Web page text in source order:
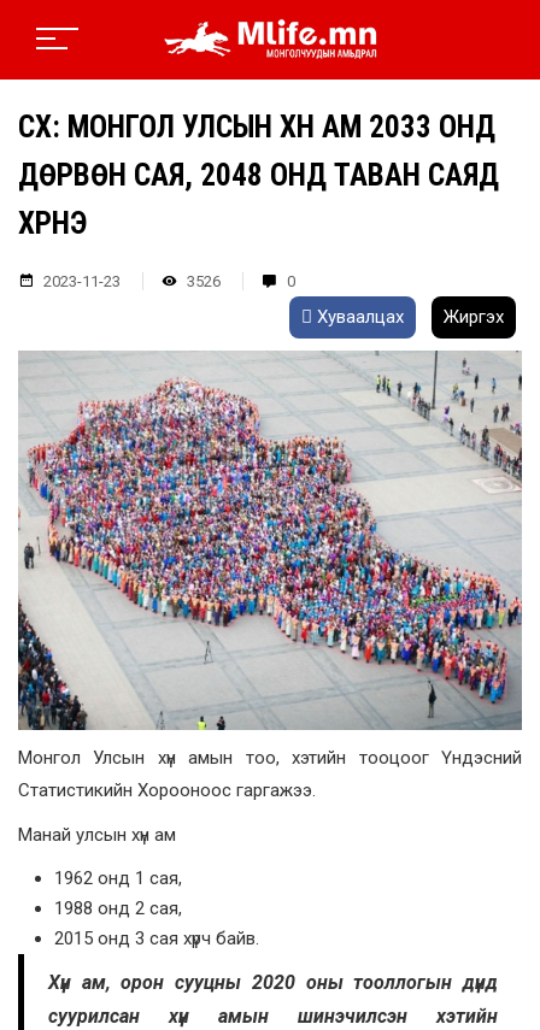
ҮСХ: МОНГОЛ УЛСЫН ХҮН АМ 2033 ОНД
ДӨРВӨН САЯ, 2048 ОНД ТАВАН САЯД
ХҮРНЭ
2023-11-23 3526 0
Хуваалцах Жиргэх
Монгол Улсын хүн амын тоо, хэтийн тооцоог Үндэсний
Статистикийн Хорооноос гаргажээ.
Манай улсын хүн ам
1962 онд 1 сая,
1988 онд 2 сая,
2015 онд 3 сая хүрч байв.
Хүн ам, орон сууцны 2020 оны тооллогын дүнд
суурилсан хүн амын шинэчилсэн хэтийн